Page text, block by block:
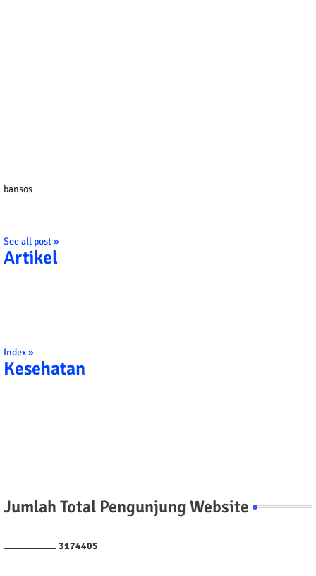
bansos
See all post »
Artikel
Index »
Kesehatan
Jumlah Total Pengunjung Website
3174405